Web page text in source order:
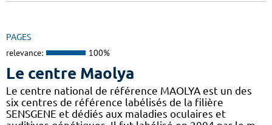
PAGES
relevance: 100%
Le centre Maolya
Le centre national de référence MAOLYA est un des
six centres de référence labélisés de la filière
SENSGENE et dédiés aux maladies oculaires et